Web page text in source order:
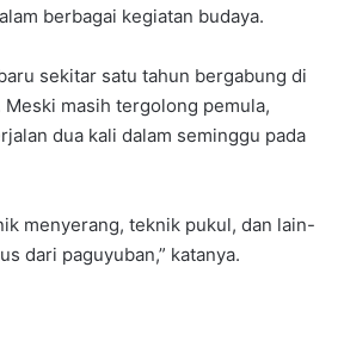
berbagai kegiatan budaya.
sekitar satu tahun bergabung di
masih tergolong pemula,
dua kali dalam seminggu pada
menyerang, teknik pukul, dan lain-
dari paguyuban,” katanya.